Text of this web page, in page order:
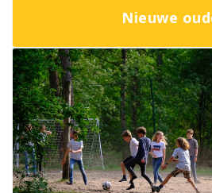
Nieuwe